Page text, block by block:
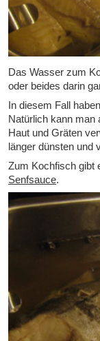
Das Wasser zum
oder beides darin
In diesem Fall
Natürlich kann man
Haut und Gräten
länger dünsten und
Zum Kochfisch gibt
Senfsauce.